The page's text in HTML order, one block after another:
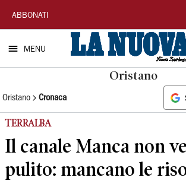
La
Nuova
Sardegna
ABBONATI
MENU
Oristano
Oristano Cronaca
TERRALBA
Il canale Manca non
pulito: mancano le